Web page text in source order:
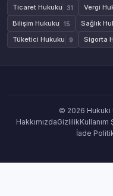
Ticaret Hukuku 31 Vergi
Bilişim Hukuku 15 Sağlık
Tüketici Hukuku 9 Sigorta
© 2026 Hukuki
HakkımızdaGizlilikKullanım
İade